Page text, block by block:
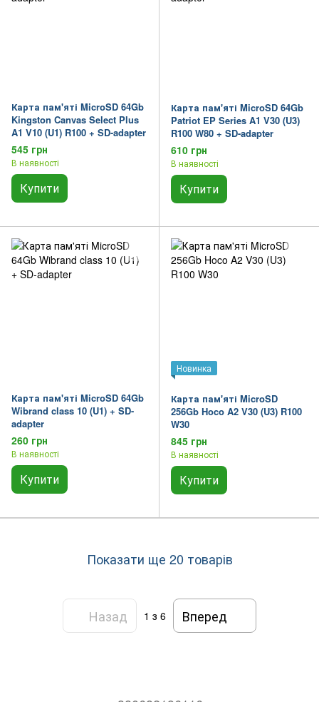
Карта пам'яті MicroSD 64Gb
Kingston Canvas Select Plus
A1 V10 (U1) R100 + SD-adapter
545 грн
В наявності
Купити
Карта пам'яті MicroSD 64Gb
Patriot EP Series A1 V30 (U3)
R100 W80 + SD-adapter
610 грн
В наявності
Купити
Карта пам'яті MicroSD 64Gb
Wibrand class 10 (U1) + SD-
adapter
260 грн
В наявності
Купити
Новинка
Карта пам'яті MicroSD
256Gb Hoco A2 V30 (U3) R100
W30
845 грн
В наявності
Купити
Показати ще 20 товарів
Назад 1 з 6 Вперед